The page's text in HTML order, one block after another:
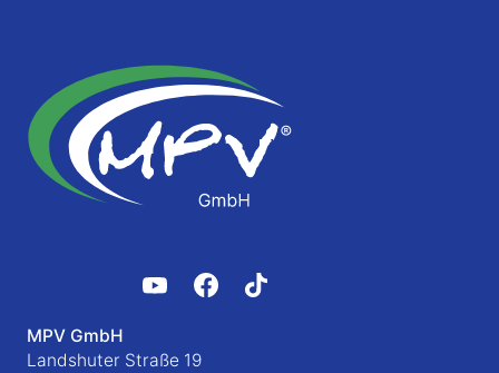
MPV GmbH
Landshuter Straße 19